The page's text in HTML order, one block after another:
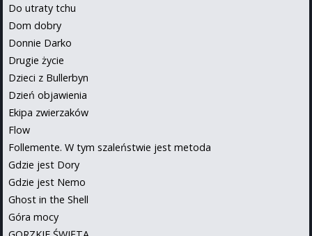
Do utraty tchu
Dom dobry
Donnie Darko
Drugie życie
Dzieci z Bullerbyn
Dzień objawienia
Ekipa zwierzaków
Flow
Follemente. W tym szaleństwie jest metoda
Gdzie jest Dory
Gdzie jest Nemo
Ghost in the Shell
Góra mocy